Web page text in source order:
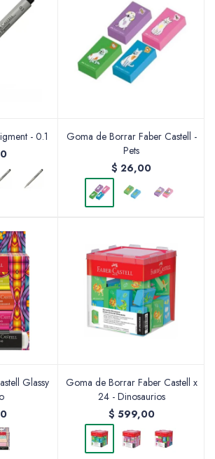
- 0.1
Goma de Borrar Faber Castell -
Pets
$ 26,00
Glassy
Goma de Borrar Faber Castell x
24 - Dinosaurios
$ 599,00
Accesorios de arte